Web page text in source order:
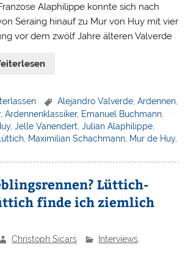
Alaphilippe konnte sich nach
Seraing hinauf zu Mur von Huy mit vier
vor dem zwölf Jahre älteren Valverde
Alejandro Valverde ,Ardennen
,Ardennenklassiker, Emanuel Buchmann,
,Jelle Vanendert,Julian Alaphilippe,
, Maximilian Schachmann, Mur de Huy,
Lüttich-
finde ich ziemlich
Christoph Sicars Interviews,